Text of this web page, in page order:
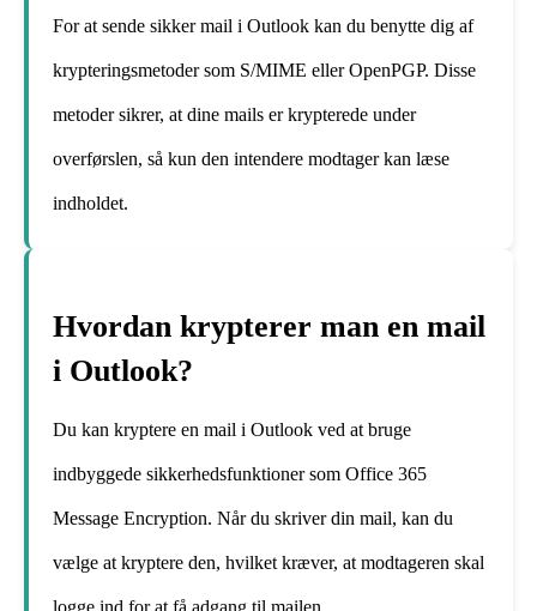
For at sende sikker mail i Outlook kan du benytte dig af
krypteringsmetoder som S/MIME eller OpenPGP. Disse
metoder sikrer, at dine mails er krypterede under
overførslen, så kun den intendere modtager kan læse
indholdet.
Hvordan krypterer man en mail
i Outlook?
Du kan kryptere en mail i Outlook ved at bruge
indbyggede sikkerhedsfunktioner som Office 365
Message Encryption. Når du skriver din mail, kan du
vælge at kryptere den, hvilket kræver, at modtageren skal